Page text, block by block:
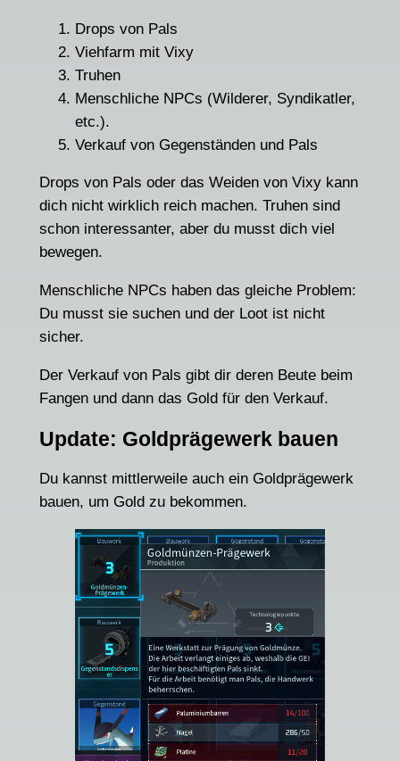
Drops von Pals
Viehfarm mit Vixy
Truhen
Menschliche NPCs (Wilderer, Syndikatler,
etc.).
Verkauf von Gegenständen und Pals
Drops von Pals oder das Weiden von Vixy kann
dich nicht wirklich reich machen. Truhen sind
schon interessanter, aber du musst dich viel
bewegen.
Menschliche NPCs haben das gleiche Problem:
Du musst sie suchen und der Loot ist nicht
sicher.
Der Verkauf von Pals gibt dir deren Beute beim
Fangen und dann das Gold für den Verkauf.
Update: Goldprägewerk bauen
Du kannst mittlerweile auch ein Goldprägewerk
bauen, um Gold zu bekommen.